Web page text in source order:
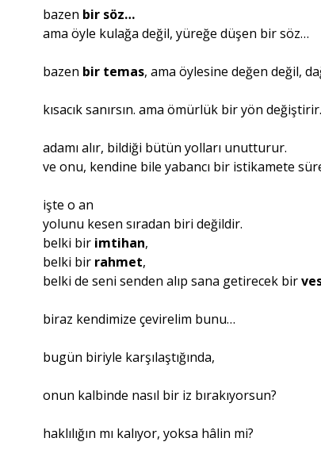
bazen bir söz…
ama öyle kulağa değil, yüreğe düşen bir söz…
bazen bir temas, ama öylesine değen değil,
kısacık sanırsın. ama ömürlük bir yön değiştirir.
adamı alır, bildiği bütün yolları unutturur.
ve onu, kendine bile yabancı bir istikamete
işte o an
yolunu kesen sıradan biri değildir.
belki bir imtihan,
belki bir rahmet,
belki de seni senden alıp sana getirecek bir
biraz kendimize çevirelim bunu…
bugün biriyle karşılaştığında,
onun kalbinde nasıl bir iz bırakıyorsun?
haklılığın mı kalıyor, yoksa hâlin mi?